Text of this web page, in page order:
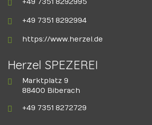
+49 7351 8292995
+49 7351 8292994
https://www.herzel.de
Herzel SPEZEREI
Marktplatz 9
88400 Biberach
+49 7351 8272729